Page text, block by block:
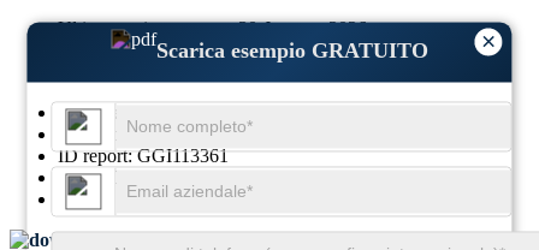
Ultimo aggiornamento:30-January-2026
Anno base:2025
Regione:
Formato:PDF
ID report:GGI113361
SKU ID:
Pagine:
95
×
Scarica esempio GRATUITO